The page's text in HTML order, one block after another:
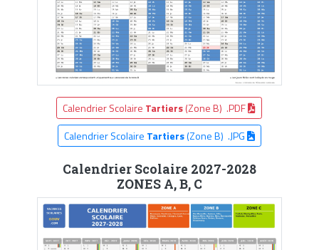
Calendrier Scolaire Tartiers(Zone B) .PDF
Calendrier Scolaire Tartiers(Zone B) .JPG
Calendrier Scolaire 2027-2028
ZONES A, B, C